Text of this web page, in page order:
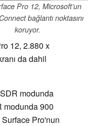
Pro 12, Microsoft’un
bağlantı noktasını
koruyor.
12, 2.880 x
da dahil
modunda
modunda 900
Surface Pro'nun